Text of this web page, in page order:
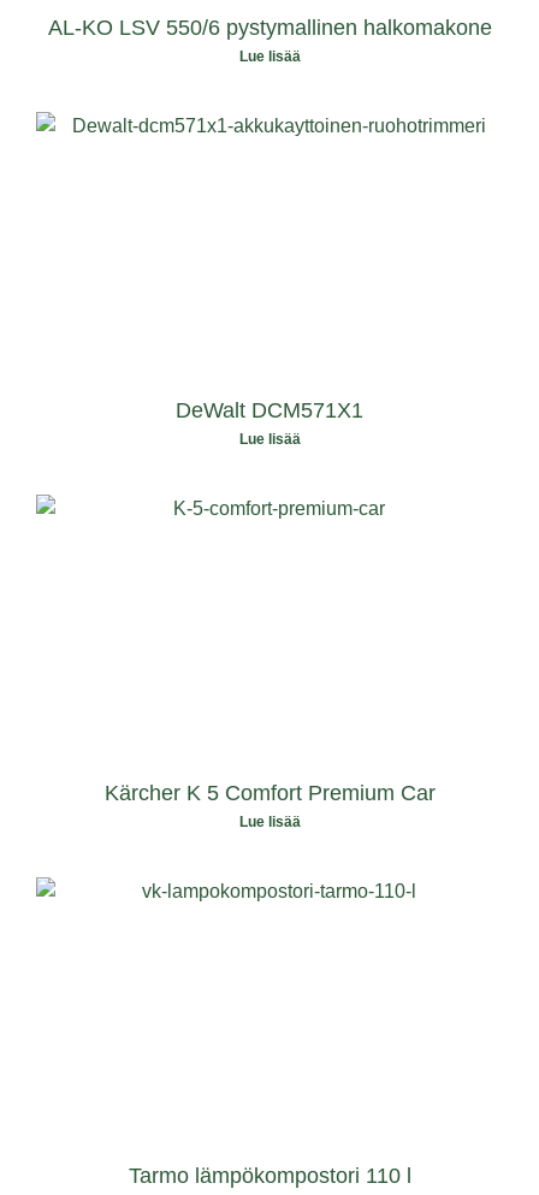
AL-KO LSV 550/6 pystymallinen halkomakone
Lue lisää
DeWalt DCM571X1
Lue lisää
Kärcher K 5 Comfort Premium Car
Lue lisää
Tarmo lämpökompostori 110 l